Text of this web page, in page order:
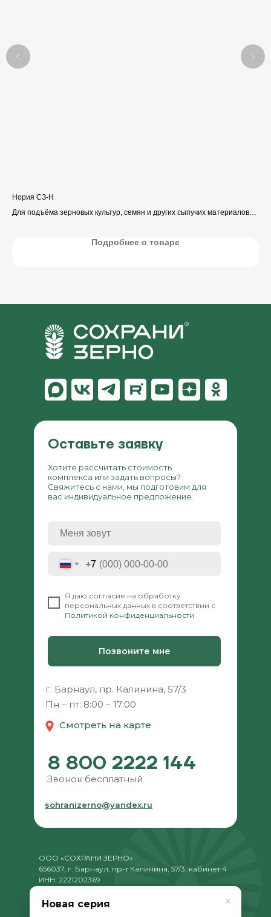
Нория СЗ-Н
Для подъёма зерновых культур, семян и других сыпучих материалов
Подробнее о товаре
×
Новая серия
ООО «СОХРАНИ ЗЕРНО»
656037, г. Барнаул, пр-т Калинина, 57/3, кабинет 4
ИНН: 2221202369
ОГРН: 1132225000126
Хотите рассчитать стоимость
комплекса или задать вопросы?
Свяжитесь с нами, мы подготовим для
вас индивидуальное предложение.
Оставьте заявку
sohranizerno@yandex.ru
+7
Позвоните мне
Я даю согласие на обработку
персональных данных в соответствии с
Политикой конфиденциальности
г. Барнаул, пр. Калинина, 57/3
Пн – пт: 8:00 – 17:00
Звонок бесплатный
Смотреть на карте
8 800 2222 144